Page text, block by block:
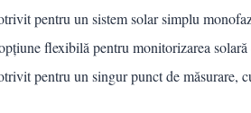
pentru un sistem solar simplu
flexibilă pentru monitorizarea
pentru un singur punct de măsurare,